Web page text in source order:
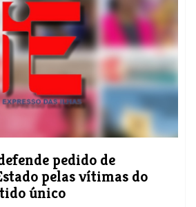
pedido de
pelas vítimas do
único